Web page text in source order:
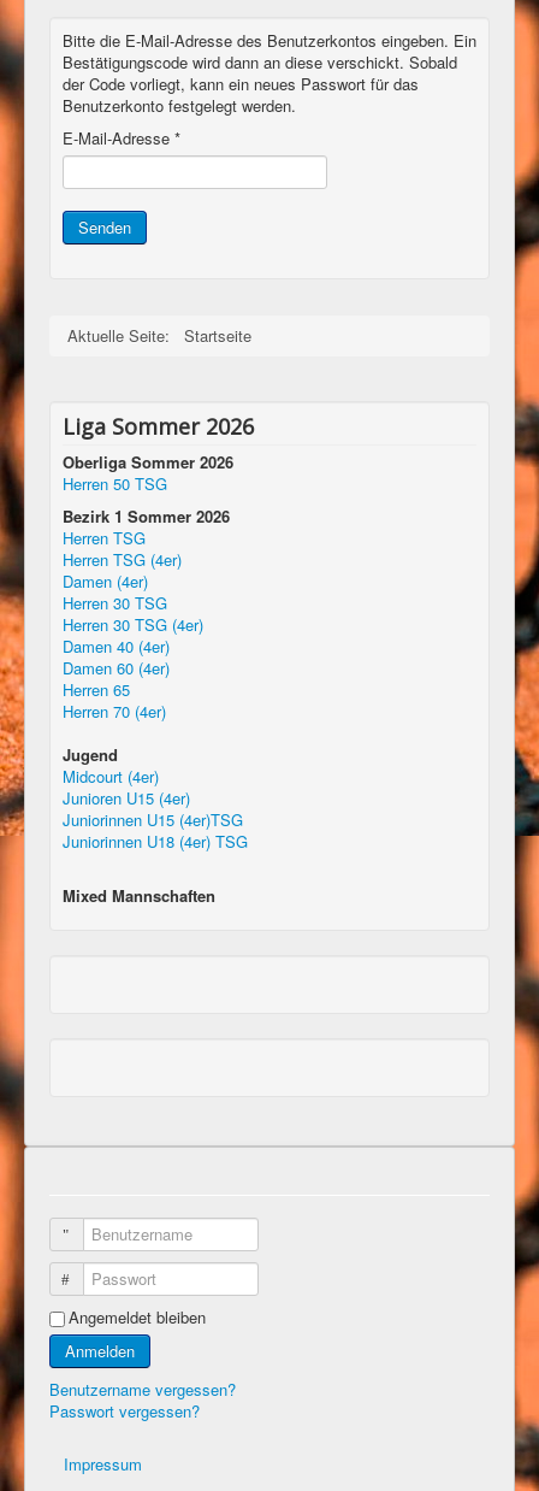
Bitte die E-Mail-Adresse des Benutzerkontos eingeben. Ein
Bestätigungscode wird dann an diese verschickt. Sobald
der Code vorliegt, kann ein neues Passwort für das
Benutzerkonto festgelegt werden.
E-Mail-Adresse *
Senden
Aktuelle Seite: Startseite
Liga Sommer 2026
Oberliga Sommer 2026
Herren 50 TSG
Bezirk 1 Sommer 2026
Herren TSG
Herren TSG (4er)
Damen (4er)
Herren 30 TSG
Herren 30 TSG (4er)
Damen 40 (4er)
Damen 60 (4er)
Herren 65
Herren 70 (4er)
Jugend
Midcourt (4er)
Junioren U15 (4er)
Juniorinnen U15 (4er)TSG
Juniorinnen U18 (4er) TSG
Mixed Mannschaften
Benutzername
Passwort
Angemeldet bleiben
Anmelden
Benutzername vergessen?
Passwort vergessen?
Impressum